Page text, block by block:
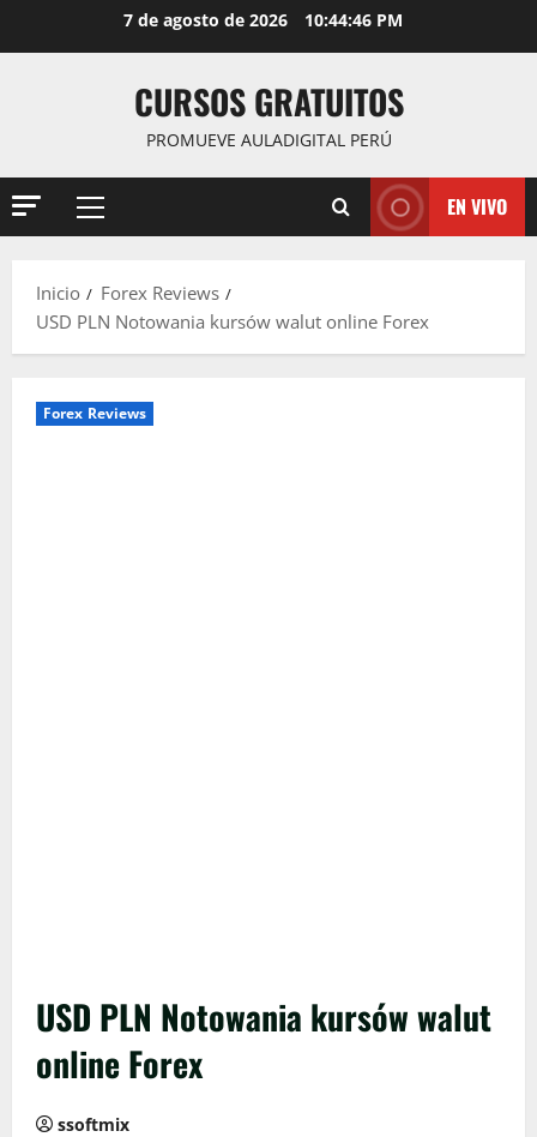
7 de agosto de 2026 10:44:47 PM
CURSOS GRATUITOS
PROMUEVE AULADIGITAL PERÚ
Menú
EN VIVO
Inicio
Forex Reviews
USD PLN Notowania kursów walut online Forex
Forex Reviews
USD PLN Notowania kursów walut
online Forex
ssoftmix